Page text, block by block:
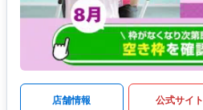
店舗情報 公式サイト